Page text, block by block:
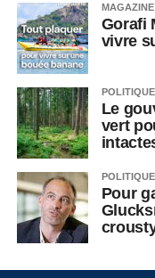
MAGAZINE
Gorafi
vivre
POLITIQUE
Le
vert
POLITIQUE
Pour